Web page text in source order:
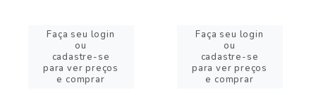
Faça seu login
ou
cadastre-se
para ver preços
e comprar
Faça seu login
ou
cadastre-se
para ver preços
e comprar